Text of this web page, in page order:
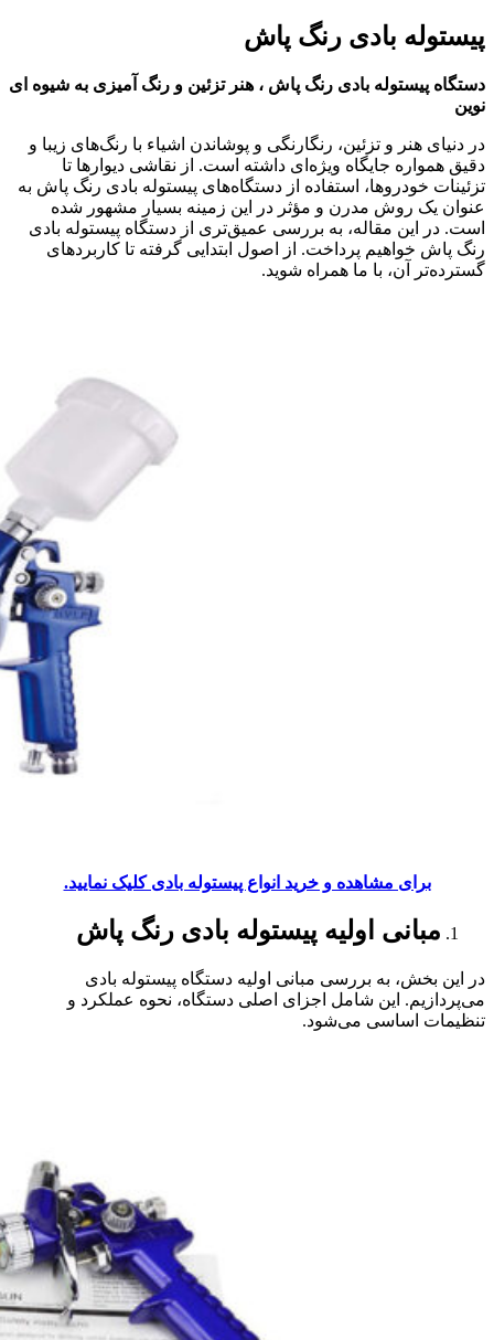
پیستوله بادی رنگ پاش
دستگاه پیستوله بادی رنگ پاش ، هنر تزئین و رنگ آمیزی به شیوه ای
نوین
در دنیای هنر و تزئین، رنگارنگی و پوشاندن اشیاء با رنگ‌های زیبا و
دقیق همواره جایگاه ویژه‌ای داشته است. از نقاشی دیوارها تا
تزئینات خودروها، استفاده از دستگاه‌های پیستوله بادی رنگ پاش به
عنوان یک روش مدرن و مؤثر در این زمینه بسیار مشهور شده
است. در این مقاله، به بررسی عمیق‌تری از دستگاه پیستوله بادی
رنگ پاش خواهیم پرداخت. از اصول ابتدایی گرفته تا کاربردهای
گسترده‌تر آن، با ما همراه شوید.
برای مشاهده و خرید انواع پیستوله بادی کلیک نمایید.
مبانی اولیه پیستوله بادی رنگ پاش
در این بخش، به بررسی مبانی اولیه دستگاه پیستوله بادی
می‌پردازیم. این شامل اجزای اصلی دستگاه، نحوه عملکرد و
تنظیمات اساسی می‌شود.